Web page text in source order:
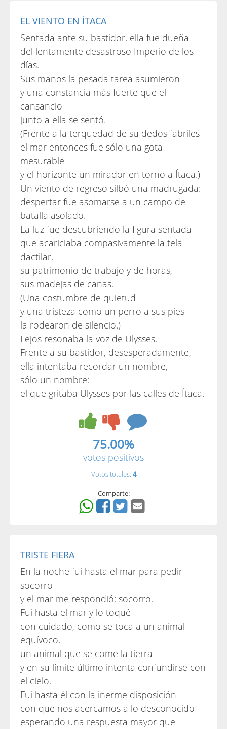
EL VIENTO EN ÍTACA
Sentada ante su bastidor, ella fue dueña
del lentamente desastroso Imperio de los
días.
Sus manos la pesada tarea asumieron
y una constancia más fuerte que el
cansancio
junto a ella se sentó.
(Frente a la terquedad de su dedos fabriles
el mar entonces fue sólo una gota
mesurable
y el horizonte un mirador en torno a Ítaca.)
Un viento de regreso silbó una madrugada:
despertar fue asomarse a un campo de
batalla asolado.
La luz fue descubriendo la figura sentada
que acariciaba compasivamente la tela
dactilar,
su patrimonio de trabajo y de horas,
sus madejas de canas.
(Una costumbre de quietud
y una tristeza como un perro a sus pies
la rodearon de silencio.)
Lejos resonaba la voz de Ulysses.
Frente a su bastidor, desesperadamente,
ella intentaba recordar un nombre,
sólo un nombre:
el que gritaba Ulysses por las calles de Ítaca.
75.00%
votos positivos
Votos totales: 4
Comparte:
TRISTE FIERA
En la noche fui hasta el mar para pedir
socorro
y el mar me respondió: socorro.
Fui hasta el mar y lo toqué
con cuidado, como se toca a un animal
equívoco,
un animal que se come la tierra
y en su límite último intenta confundirse con
el cielo.
Fui hasta él con la inerme disposición
con que nos acercamos a lo desconocido
esperando una respuesta mayor que